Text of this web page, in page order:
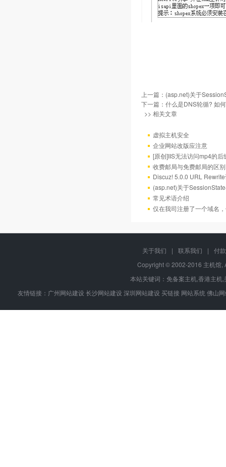
上一篇： (asp.net)关于
下一篇： 什么是DNS轮循? 如
>> 相关文章
虚拟主机安全
企业网站改版应注意
[原创]IIS无法访问mp4的后
收费邮局与免费邮局的区别
Discuz! 5.0.0 URL
(asp.net)关于
常见术语介绍
仅在我司注册了一个域名
关于我们 | 联系我们 |
付
Copyright © 2002-2016 主机馆
本站关键词： 免备案主机香港主机
友情链接： 广州网站建设 长沙网站建设 深圳网站建设 买链接 网站系统 佛山